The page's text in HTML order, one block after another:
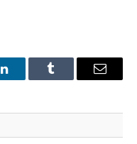
LinkedInTumblr
E-